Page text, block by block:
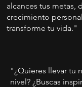
alcances tus metas,
crecimiento
transforme tu vida."
"¿Quieres llevar tu
nivel? ¿Buscas